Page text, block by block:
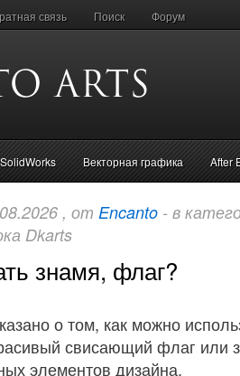
связь Поиск Форум
SolidWorks Векторная графика After
, от Encanto - в
Dkarts
знамя, флаг?
о том, как можно
свисающий флаг
элементов дизайна.